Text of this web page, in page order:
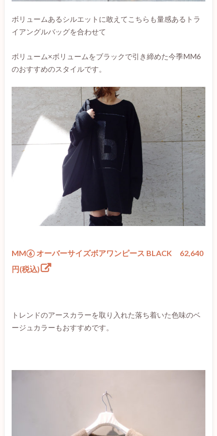
ボリュームあるシルエットに敢えてこちらも量感あるトラ
イアングルバッグを合わせて
ボリューム×ボリュームをブラックで引き締めた今季MM6
のおすすめのスタイルです。
MM⑥ オーバーサイズボアワンピース BLACK 62,640
円(税込)
トレンドのアースカラーを取り入れた落ち着いた色味のベ
ージュカラーもおすすめです。